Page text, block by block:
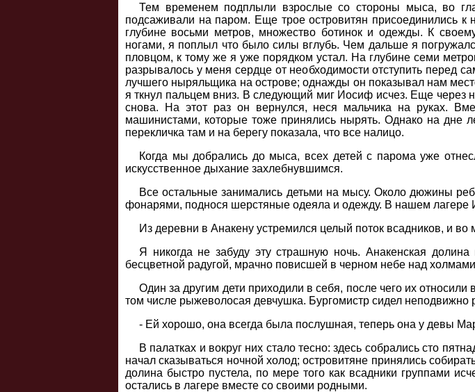
Тем временем подплыли взрослые со стороны мыса, во
подсаживали на паром. Еще трое островитян присоединились
глубине восьми метров, множество ботинок и одежды. К
ногами, я поплыл что было силы вглубь. Чем дальше я
пловцом, к тому же я уже порядком устал. На глубине семи
разрывалось у меня сердце от необходимости отступить перед
лучшего ныряльщика на острове; однажды он показывал нам
я ткнул пальцем вниз. В следующий миг Иосиф исчез. Еще через
снова. На этот раз он вернулся, неся мальчика на руках.
машинистами, которые тоже принялись нырять. Однако на дне
перекличка там и на берегу показала, что все налицо.
Когда мы добрались до мыса, всех детей с парома уже
искусственное дыхание захлебнувшимся.
Все остальные занимались детьми на мысу. Около дюжины
фонарями, поднося шерстяные одеяла и одежду. В нашем лагере
Из деревни в Анакену устремился целый поток всадников, и
Я никогда не забуду эту страшную ночь. Анакенская
бесцветной радугой, мрачно повисшей в черном небе над
Один за другим дети приходили в себя, после чего их
том числе рыжеволосая девчушка. Бургомистр сидел
- Ей хорошо, она всегда была послушная, теперь она у девы
В палатках и вокруг них стало тесно: здесь собрались сто
начал сказываться ночной холод; островитяне принялись
долина быстро пустела, по мере того как всадники группами
остались в лагере вместе со своими родными.